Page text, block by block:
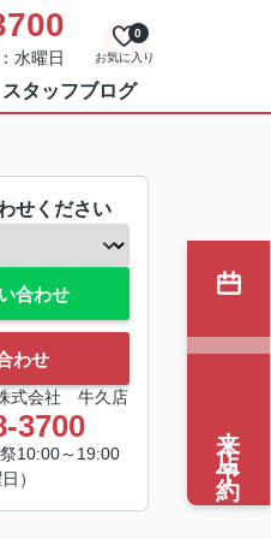
水曜日 お気に入り
0
スタッフブログ
せください
合わせ
わせ
式会社 牛久店
3700
10:00～19:00
）
来店予約